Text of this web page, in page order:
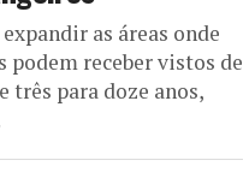
as áreas onde
receber vistos de
três para doze anos,